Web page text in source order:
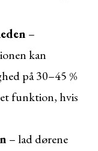
–
kan
på 30–45 %
funktion, hvis
– lad dørene